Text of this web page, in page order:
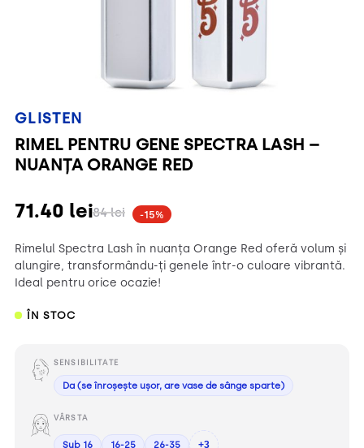
GLISTEN
RIMEL PENTRU GENE SPECTRA LASH –
NUANȚA ORANGE RED
84lei
71.40 lei -15%
Rimelul Spectra Lash în nuanța Orange Red oferă volum și
alungire, transformându-ți genele într-o culoare vibrantă.
Ideal pentru orice ocazie!
ÎN STOC
SENSIBILITATE
Da (se înroșește ușor, are vase de sânge sparte)
VÂRSTA
Sub 16 16-25 26-35 +3